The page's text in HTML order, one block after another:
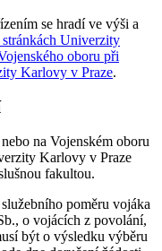
se hradí ve výši a
Univerzity
oboru při
Karlovy v Praze.
na Vojenském oboru
Karlovy v Praze
fakultou.
poměru vojáka
o vojácích z povolání,
být o výsledku výběru